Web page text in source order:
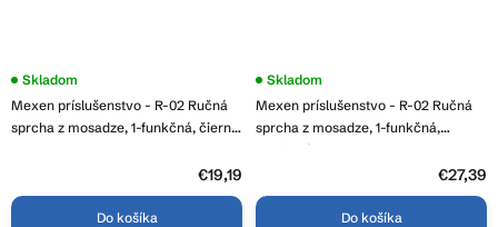
Mexen príslušenstvo - R-02 Ručná
sprcha z mosadze, 1-funkčná, čierna
Skladom
€19,19
Do košíka
Mexen príslušenstvo - R-02 Ručná
sprcha z mosadze, 1-funkčná,
grafitová, 79500-66
Skladom
€27,39
Do košíka